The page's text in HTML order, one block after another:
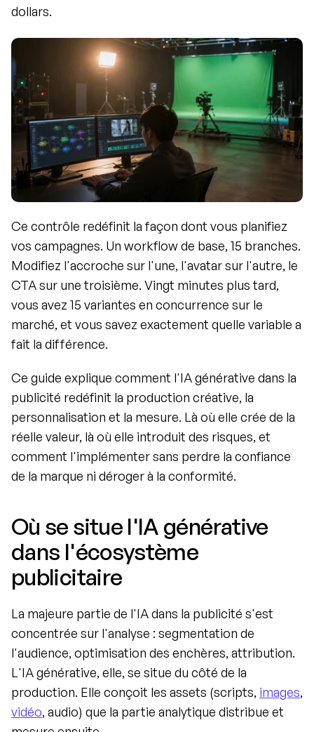
dollars.
Ce contrôle redéfinit la façon dont vous planifiez
vos campagnes. Un workflow de base, 15 branches.
Modifiez l'accroche sur l'une, l'avatar sur l'autre, le
CTA sur une troisième. Vingt minutes plus tard,
vous avez 15 variantes en concurrence sur le
marché, et vous savez exactement quelle variable a
fait la différence.
Ce guide explique comment l'IA générative dans la
publicité redéfinit la production créative, la
personnalisation et la mesure. Là où elle crée de la
réelle valeur, là où elle introduit des risques, et
comment l'implémenter sans perdre la confiance
de la marque ni déroger à la conformité.
Où se situe l'IA générative
dans l'écosystème
publicitaire
La majeure partie de l'IA dans la publicité s'est
concentrée sur l'analyse : segmentation de
l'audience, optimisation des enchères, attribution.
L'IA générative, elle, se situe du côté de la
production. Elle conçoit les assets (scripts, images
vidéo, audio) que la partie analytique distribue et